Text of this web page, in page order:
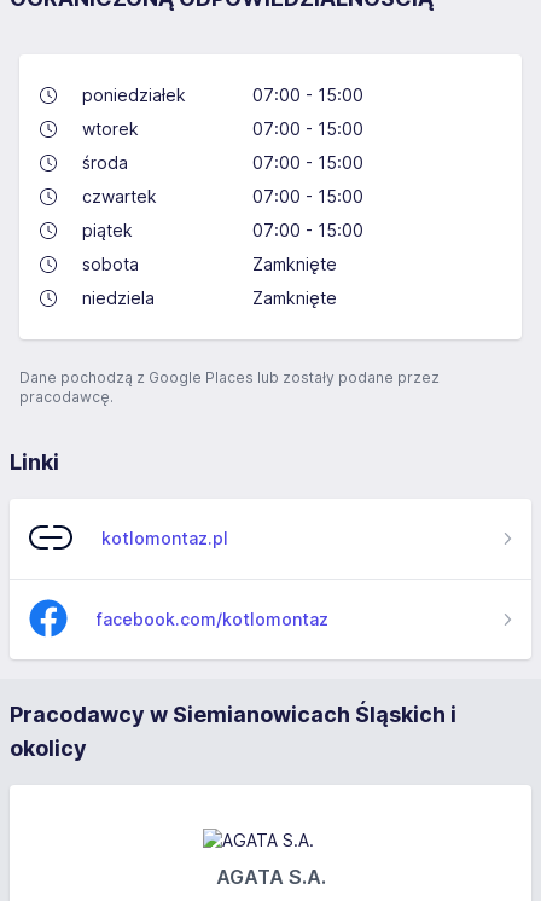
poniedziałek
07:00 - 15:00
wtorek
07:00 - 15:00
środa
07:00 - 15:00
czwartek
07:00 - 15:00
piątek
07:00 - 15:00
sobota
Zamknięte
niedziela
Zamknięte
Dane pochodzą z Google Places lub zostały podane przez
pracodawcę.
Linki
kotlomontaz.pl
facebook.com/kotlomontaz
Pracodawcy w Siemianowicach Śląskich i
okolicy
AGATA S.A.